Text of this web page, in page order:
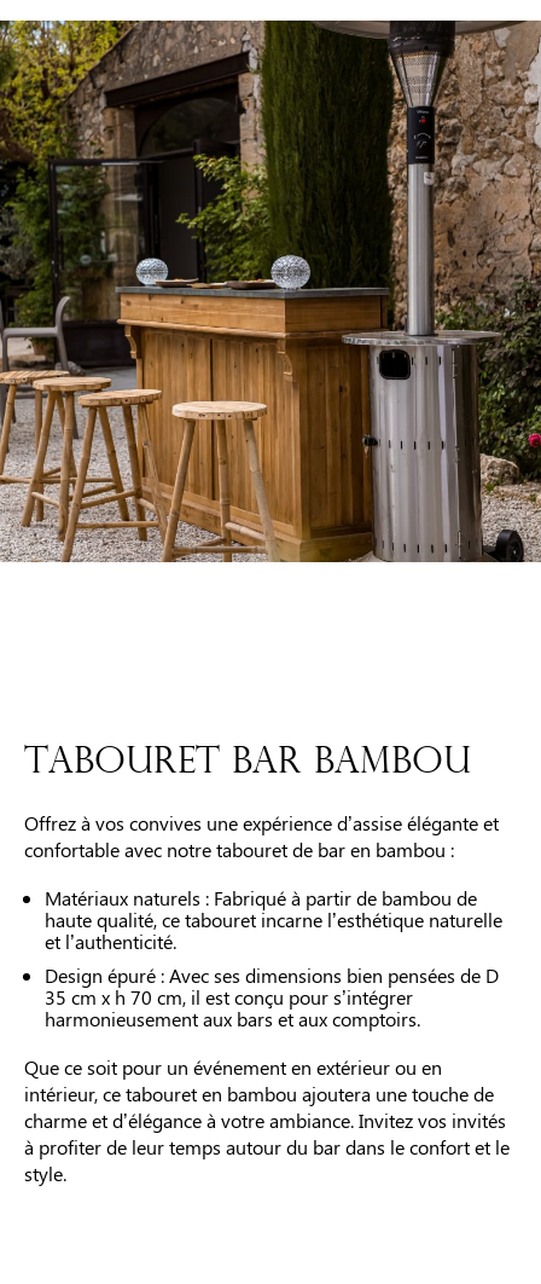
TABOURET BAR BAMBOU
Offrez à vos convives une expérience d’assise élégante et
confortable avec notre tabouret de bar en bambou :
Matériaux naturels : Fabriqué à partir de bambou de
haute qualité, ce tabouret incarne l’esthétique naturelle
et l’authenticité.
Design épuré : Avec ses dimensions bien pensées de D
35 cm x h 70 cm, il est conçu pour s’intégrer
harmonieusement aux bars et aux comptoirs.
Que ce soit pour un événement en extérieur ou en
intérieur, ce tabouret en bambou ajoutera une touche de
charme et d’élégance à votre ambiance. Invitez vos invités
à profiter de leur temps autour du bar dans le confort et le
style.